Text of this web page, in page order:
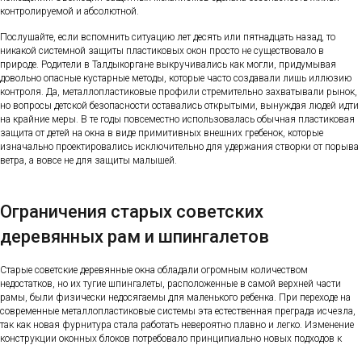
контролируемой и абсолютной.
Послушайте, если вспомнить ситуацию лет десять или пятнадцать назад, то
никакой системной защиты пластиковых окон просто не существовало в
природе. Родители в Талдыкоргане выкручивались как могли, придумывая
довольно опасные кустарные методы, которые часто создавали лишь иллюзию
контроля. Да, металлопластиковые профили стремительно захватывали рынок,
но вопросы детской безопасности оставались открытыми, вынуждая людей идти
на крайние меры. В те годы повсеместно использовалась обычная пластиковая
защита от детей на окна в виде примитивных внешних гребенок, которые
изначально проектировались исключительно для удержания створки от порыва
ветра, а вовсе не для защиты малышей.
Ограничения старых советских
деревянных рам и шпингалетов
Старые советские деревянные окна обладали огромным количеством
недостатков, но их тугие шпингалеты, расположенные в самой верхней части
рамы, были физически недосягаемы для маленького ребенка. При переходе на
современные металлопластиковые системы эта естественная преграда исчезла,
так как новая фурнитура стала работать невероятно плавно и легко. Изменение
конструкции оконных блоков потребовало принципиально новых подходов к